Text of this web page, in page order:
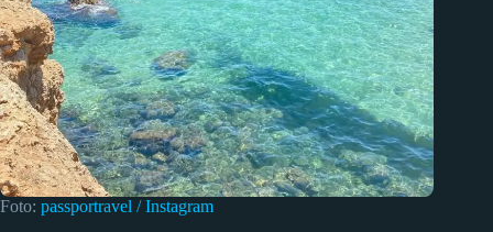
Foto: passportravel / Instagram